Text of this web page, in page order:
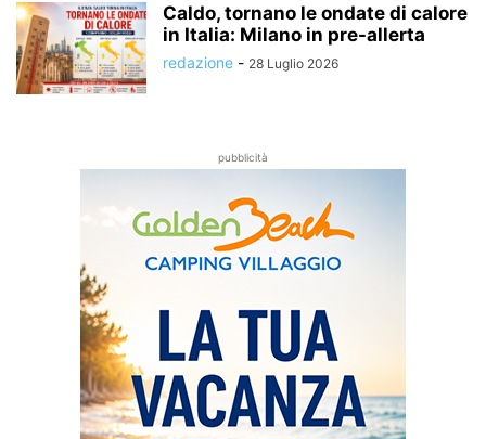
Caldo, tornano le ondate di calore
in Italia: Milano in pre-allerta
redazione - 28 Luglio 2026
pubblicità